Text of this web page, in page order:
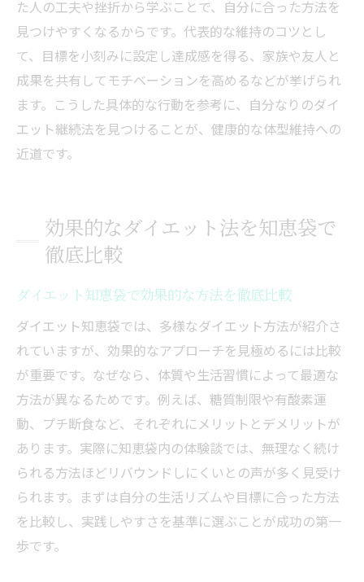
た人の工夫や挫折から学ぶことで、自分に合った方法を
見つけやすくなるからです。代表的な維持のコツとし
て、目標を小刻みに設定し達成感を得る、家族や友人と
成果を共有してモチベーションを高めるなどが挙げられ
ます。こうした具体的な行動を参考に、自分なりのダイ
エット継続法を見つけることが、健康的な体型維持への
近道です。
効果的なダイエット法を知恵袋で
徹底比較
ダイエット知恵袋で効果的な方法を徹底比較
ダイエット知恵袋では、多様なダイエット方法が紹介さ
れていますが、効果的なアプローチを見極めるには比較
が重要です。なぜなら、体質や生活習慣によって最適な
方法が異なるためです。例えば、糖質制限や有酸素運
動、プチ断食など、それぞれにメリットとデメリットが
あります。実際に知恵袋内の体験談では、無理なく続け
られる方法ほどリバウンドしにくいとの声が多く見受け
られます。まずは自分の生活リズムや目標に合った方法
を比較し、実践しやすさを基準に選ぶことが成功の第一
歩です。